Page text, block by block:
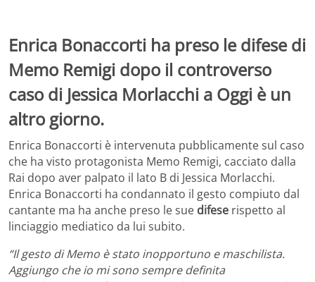
Enrica Bonaccorti ha preso le difese di
Memo Remigi dopo il controverso
caso di Jessica Morlacchi a Oggi è un
altro giorno.
Enrica Bonaccorti è intervenuta pubblicamente sul caso
che ha visto protagonista Memo Remigi, cacciato dalla
Rai dopo aver palpato il lato B di Jessica Morlacchi.
Enrica Bonaccorti ha condannato il gesto compiuto dal
cantante ma ha anche preso le sue difese rispetto al
linciaggio mediatico da lui subito.
“Il gesto di Memo è stato inopportuno e maschilista.
Aggiungo che io mi sono sempre definita